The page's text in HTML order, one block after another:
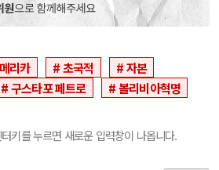
리카 초국적
자본
구스타포 페트로 볼리비아혁명
키를 누르면 새로운 입력창이 나옵니다.